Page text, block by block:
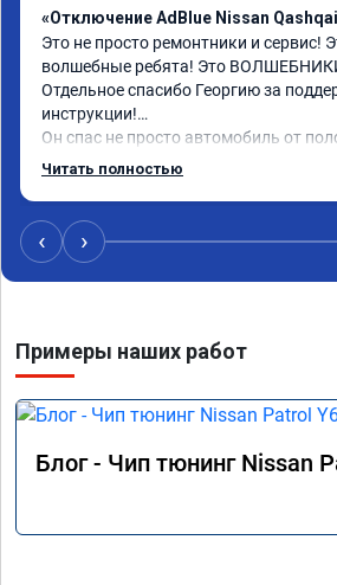
«Отключение AdBlue Nissan
Это не просто ремонтники и сервис!
волшебные ребята! Это
Отдельное спасибо Георгию за
инструкции!
Он спас не просто автомобиль от
его спас одну человеческую душу!
Если бы можно поставить миллион
это с удовольствием сделал!
Спасибо!
Храни Вас Бог!
Читать полностью
‹ ›
Примеры наших работ
Блог - Чип тюнинг Nissan